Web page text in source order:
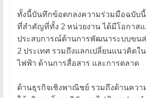
ทั้งนี้บันทึกข้อตกลงความร่วมมือฉบับนี้
ที่สำคัญที่ทั้ง 2 หน่วยงาน ได้มีโอกาสแ
ประสบการณ์ด้านการพัฒนาระบบขนส่
2 ประเทศ รวมถึงแลกเปลี่ยนแนวคิดใ
ไฟฟ้า ด้านการสื่อสาร และการตลาด
ด้านธุรกิจเชิงพาณิชย์ รวมถึงด้านควา